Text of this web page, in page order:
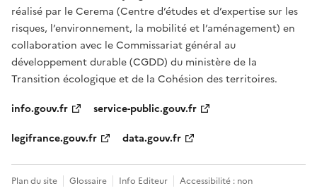
réalisé par le Cerema (Centre d’études et d’expertise sur les
risques, l’environnement, la mobilité et l’aménagement) en
collaboration avec le Commissariat général au
développement durable (CGDD) du ministère de la
Transition écologique et de la Cohésion des territoires.
info.gouv.fr
service-public.gouv.fr
legifrance.gouv.fr
data.gouv.fr
Plan du site Glossaire Info Editeur Accessibilité : non